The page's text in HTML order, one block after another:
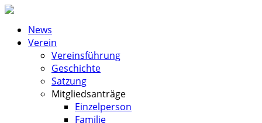
News
Verein
Vereinsführung
Geschichte
Satzung
Mitgliedsanträge
Einzelperson
Familie